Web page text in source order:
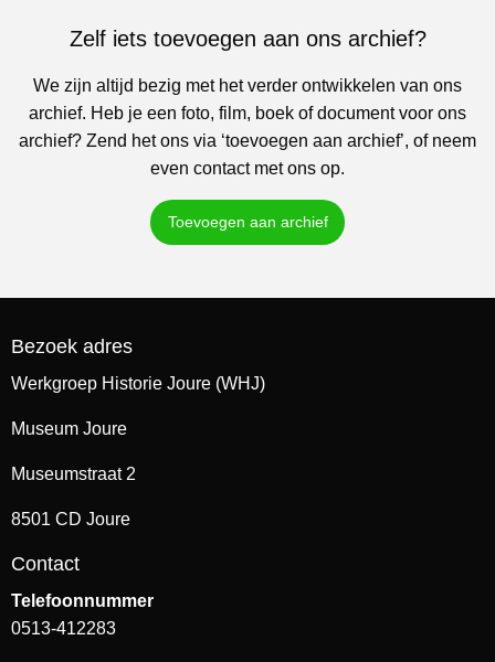
Zelf iets toevoegen aan ons archief?
We zijn altijd bezig met het verder ontwikkelen van ons
archief. Heb je een foto, film, boek of document voor ons
archief? Zend het ons via ‘toevoegen aan archief’, of neem
even contact met ons op.
Toevoegen aan archief
Bezoek adres
Werkgroep Historie Joure (WHJ)
Museum Joure
Museumstraat 2
8501 CD Joure
Contact
Telefoonnummer
0513-412283